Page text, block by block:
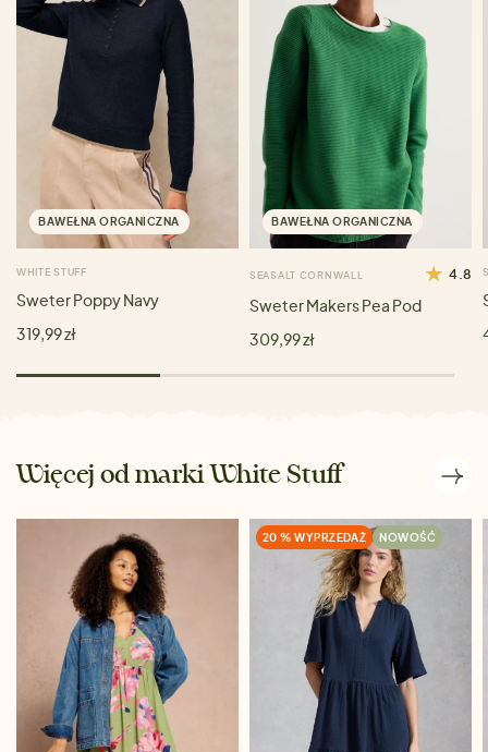
BAWEŁNA ORGANICZNA
WHITE STUFF
Sweter Poppy Navy
319,99 zł
BAWEŁNA ORGANICZNA
SEASALT CORNWALL 4.8
Sweter Makers Pea Pod
309,99 zł
Więcej od marki White Stuff
20 % WYPRZEDAŻ NOWOŚĆ